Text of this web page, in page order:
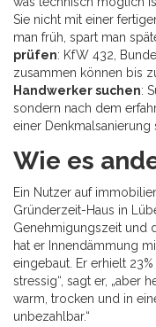
Sie nicht mit einer
man früh, spart man
prüfen: KfW 432,
zusammen können bis
Handwerker suchen:
sondern nach dem
einer Denkmalsanierung
Wie es
Ein Nutzer auf
Gründerzeit-Haus in
Genehmigungszeit und
hat er Innendämmung
eingebaut. Er erhielt
stressig“, sagt er, „aber
warm, trocken und in
unbezahlbar.“